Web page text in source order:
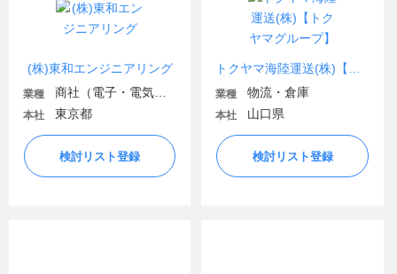
(株)東和エンジニアリング
業種
本社 東京都
検討リスト登録
業種 物流・倉庫
本社 山口県
検討リスト登録